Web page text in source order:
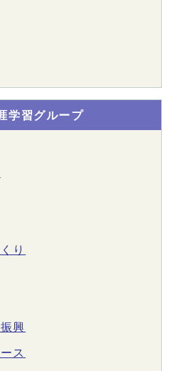
学習グループ
り
興
ス